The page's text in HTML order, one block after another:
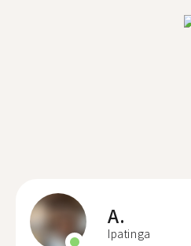
A.
Ipatinga